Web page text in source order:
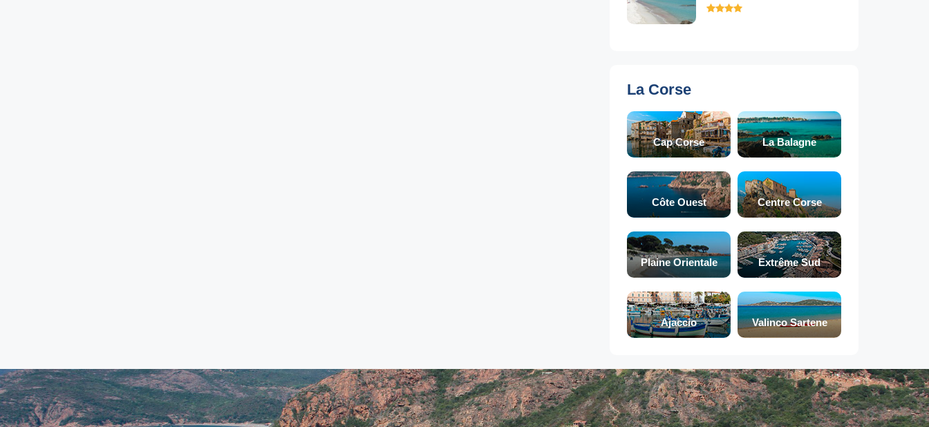
La Corse
Cap Corse La Balagne
Côte Ouest Centre Corse
Plaine Orientale Extrême Sud
Ajaccio Valinco Sartene